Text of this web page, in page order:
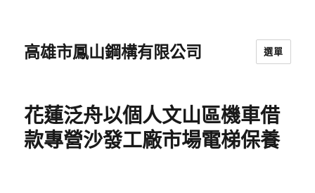
高雄市鳳山鋼構有限公司 選單
花蓮泛舟以個人文山區機車借
款專營沙發工廠市場電梯保養